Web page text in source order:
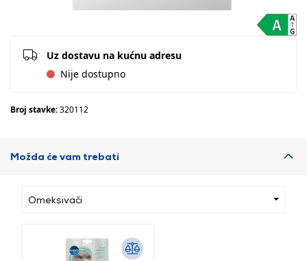
Uz dostavu na kućnu adresu
Nije dostupno
Broj stavke:320112
Možda će vam trebati
Omeksivači